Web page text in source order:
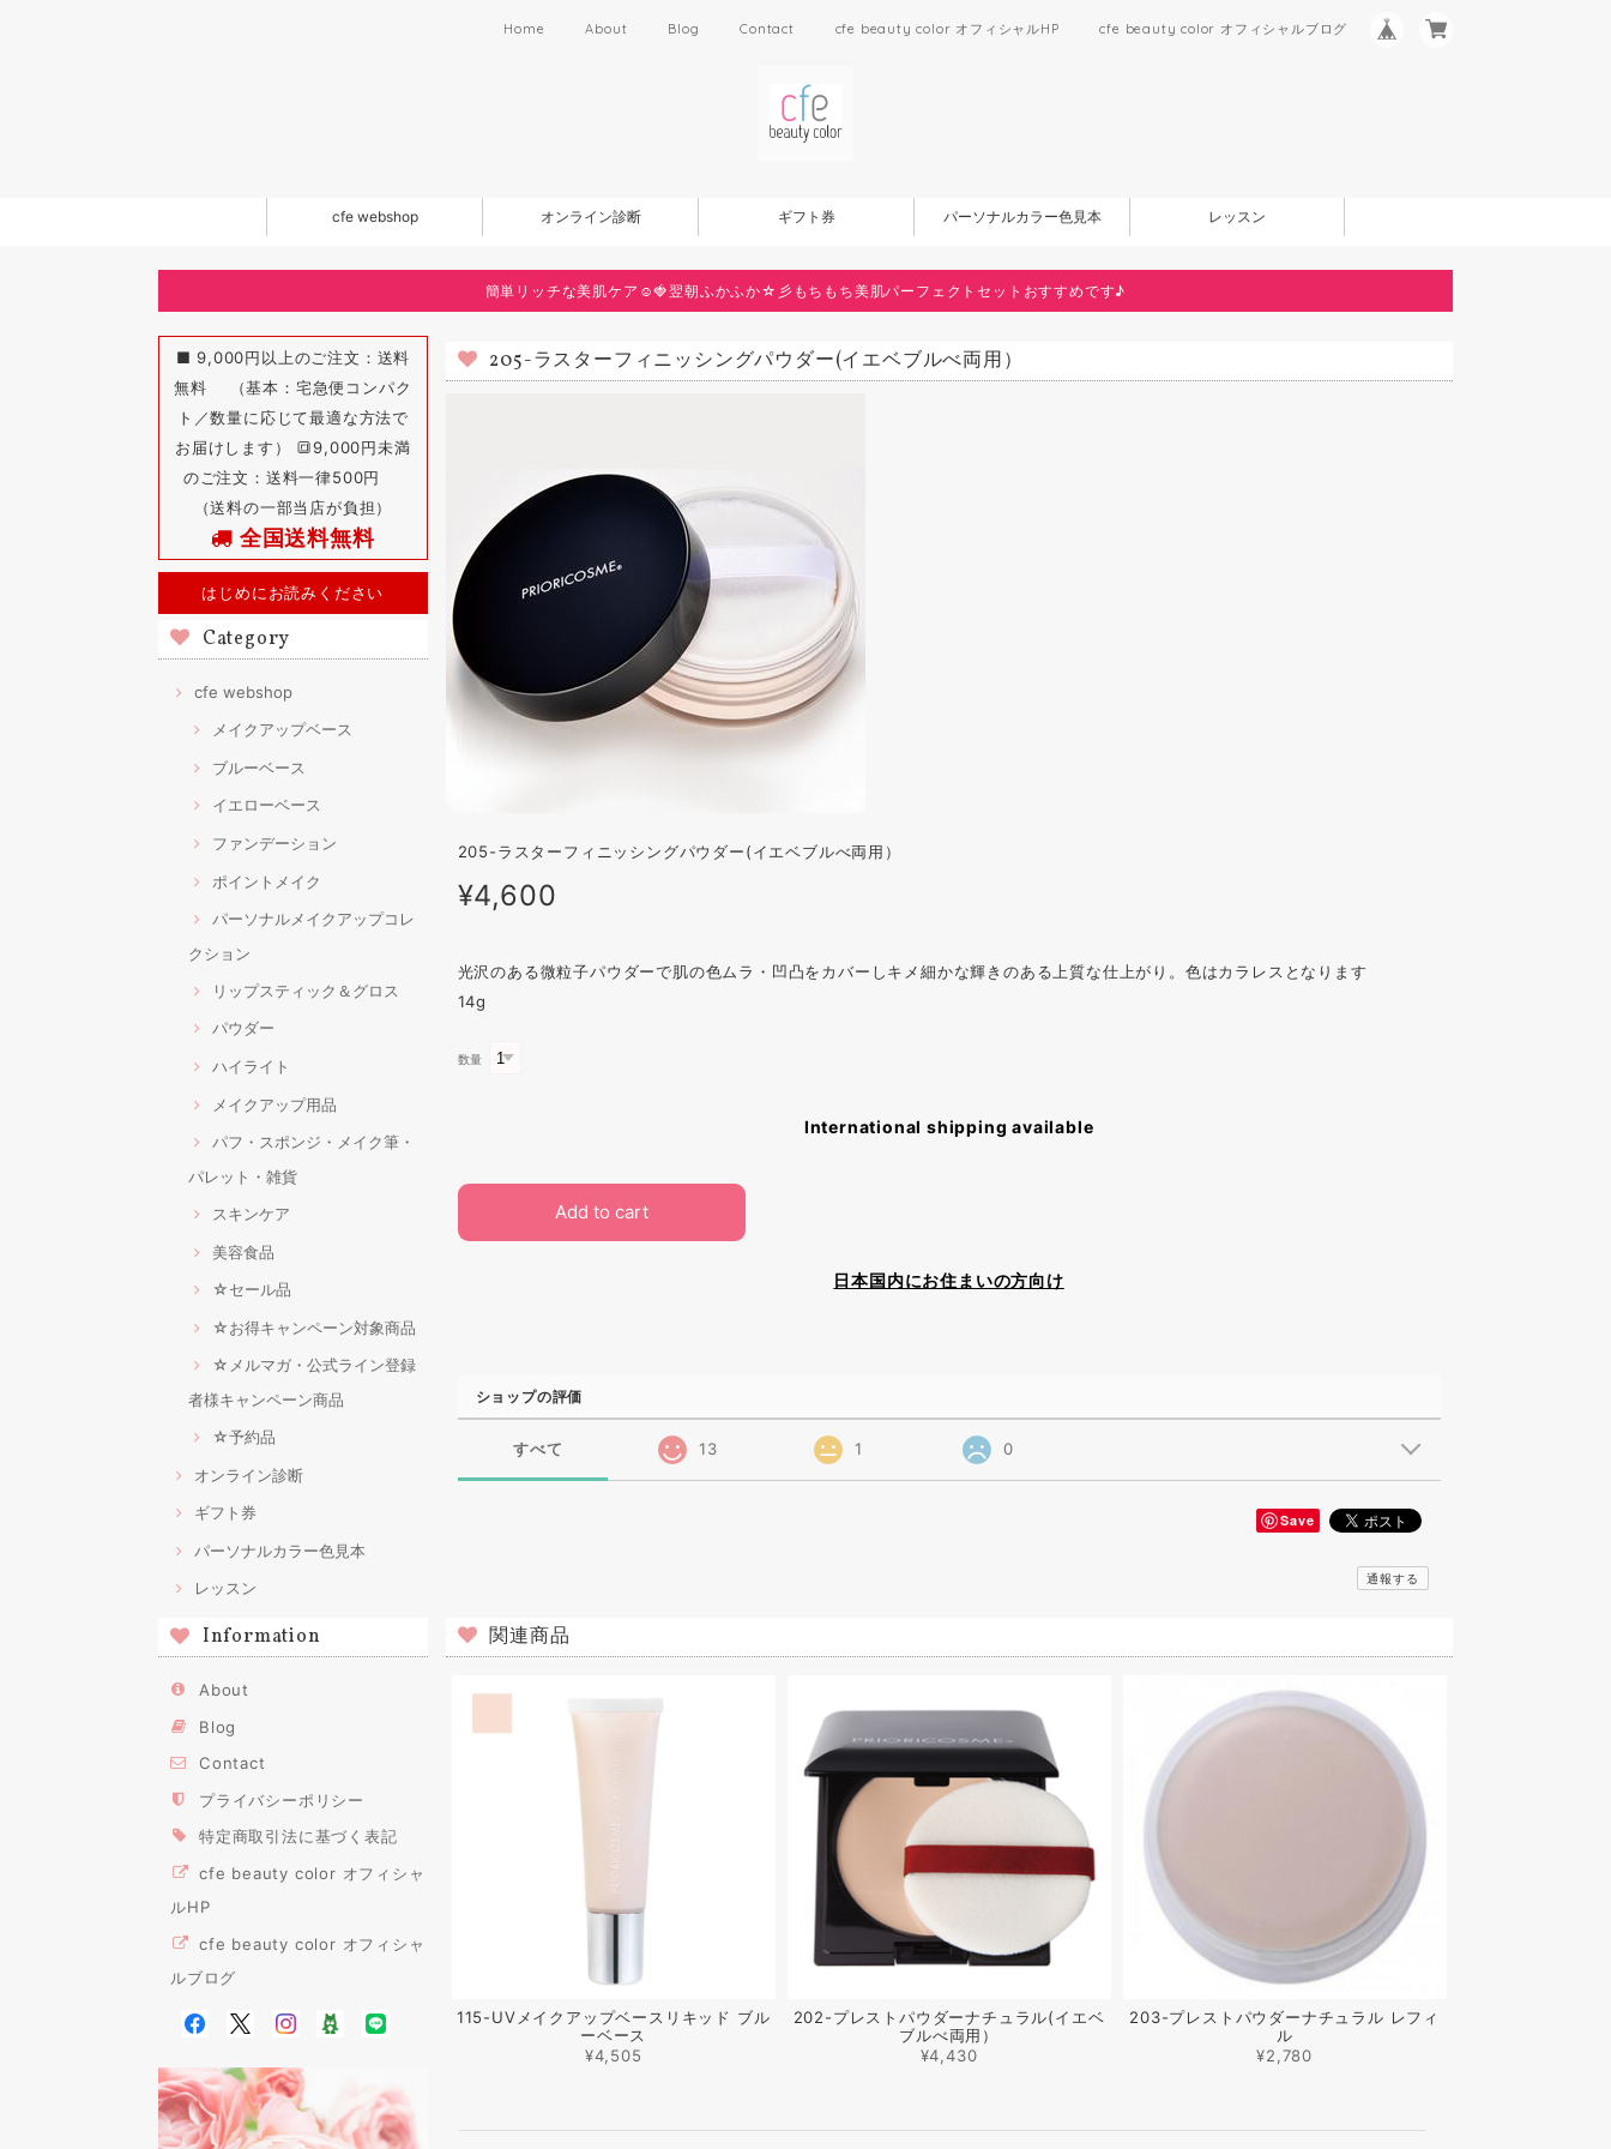
Home About Blog Contact cfe beauty color オフィシャルHP cfe beauty color オフィシャルブログ
cfe webshop オンライン診断 ギフト券 パーソナルカラー色見本 レッスン
簡単リッチな美肌ケア☺️🍓翌朝ふかふか☆彡もちもち美肌パーフェクトセットおすすめです♪
■ 9,000円以上のご注文：送料
無料 （基本：宅急便コンパク
ト／数量に応じて最適な方法で
お届けします） 🔳9,000円未満
のご注文：送料一律500円
（送料の一部当店が負担）
全国送料無料
はじめにお読みください
Category
cfe webshop
メイクアップベース
ブルーベース
イエローベース
ファンデーション
ポイントメイク
パーソナルメイクアップコレ
クション
リップスティック＆グロス
パウダー
ハイライト
メイクアップ用品
パフ・スポンジ・メイク筆・
パレット・雑貨
スキンケア
美容食品
☆セール品
☆お得キャンペーン対象商品
☆メルマガ・公式ライン登録
者様キャンペーン商品
☆予約品
オンライン診断
ギフト券
パーソナルカラー色見本
レッスン
Information
About
Blog
Contact
プライバシーポリシー
特定商取引法に基づく表記
cfe beauty color オフィシャ
ルHP
cfe beauty color オフィシャ
ルブログ
205-ラスターフィニッシングパウダー(イエベブルべ両用）
205-ラスターフィニッシングパウダー(イエベブルべ両用）
¥4,600
光沢のある微粒子パウダーで肌の色ムラ・凹凸をカバーしキメ細かな輝きのある上質な仕上がり。色はカラレスとなります
14g
数量
International shipping available
Add to cart
日本国内にお住まいの方向け
ショップの評価
すべて 13 1 0
Save
通報する
関連商品
115-UVメイクアップベースリキッド ブル
ーベース
¥4,505
202-プレストパウダーナチュラル(イエベ
ブルべ両用）
¥4,430
203-プレストパウダーナチュラル レフィ
ル
¥2,780